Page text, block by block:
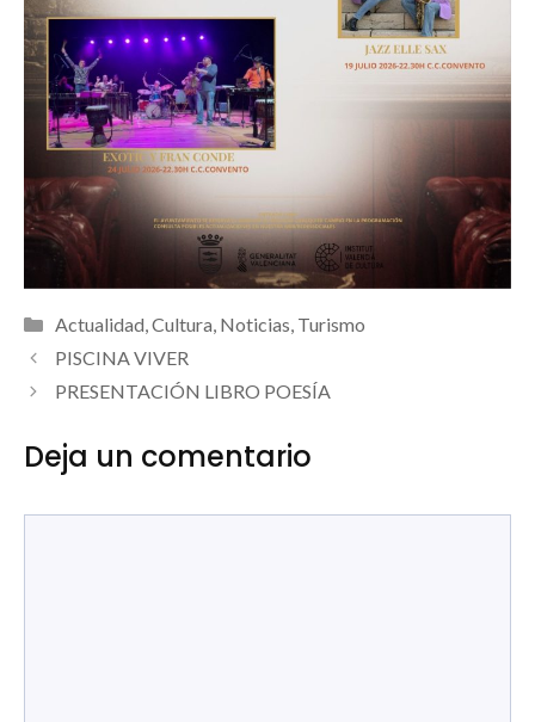
Categorías
Actualidad,Cultura, Noticias, Turismo
PISCINA VIVER
PRESENTACIÓN LIBRO POESÍA
Deja un comentario